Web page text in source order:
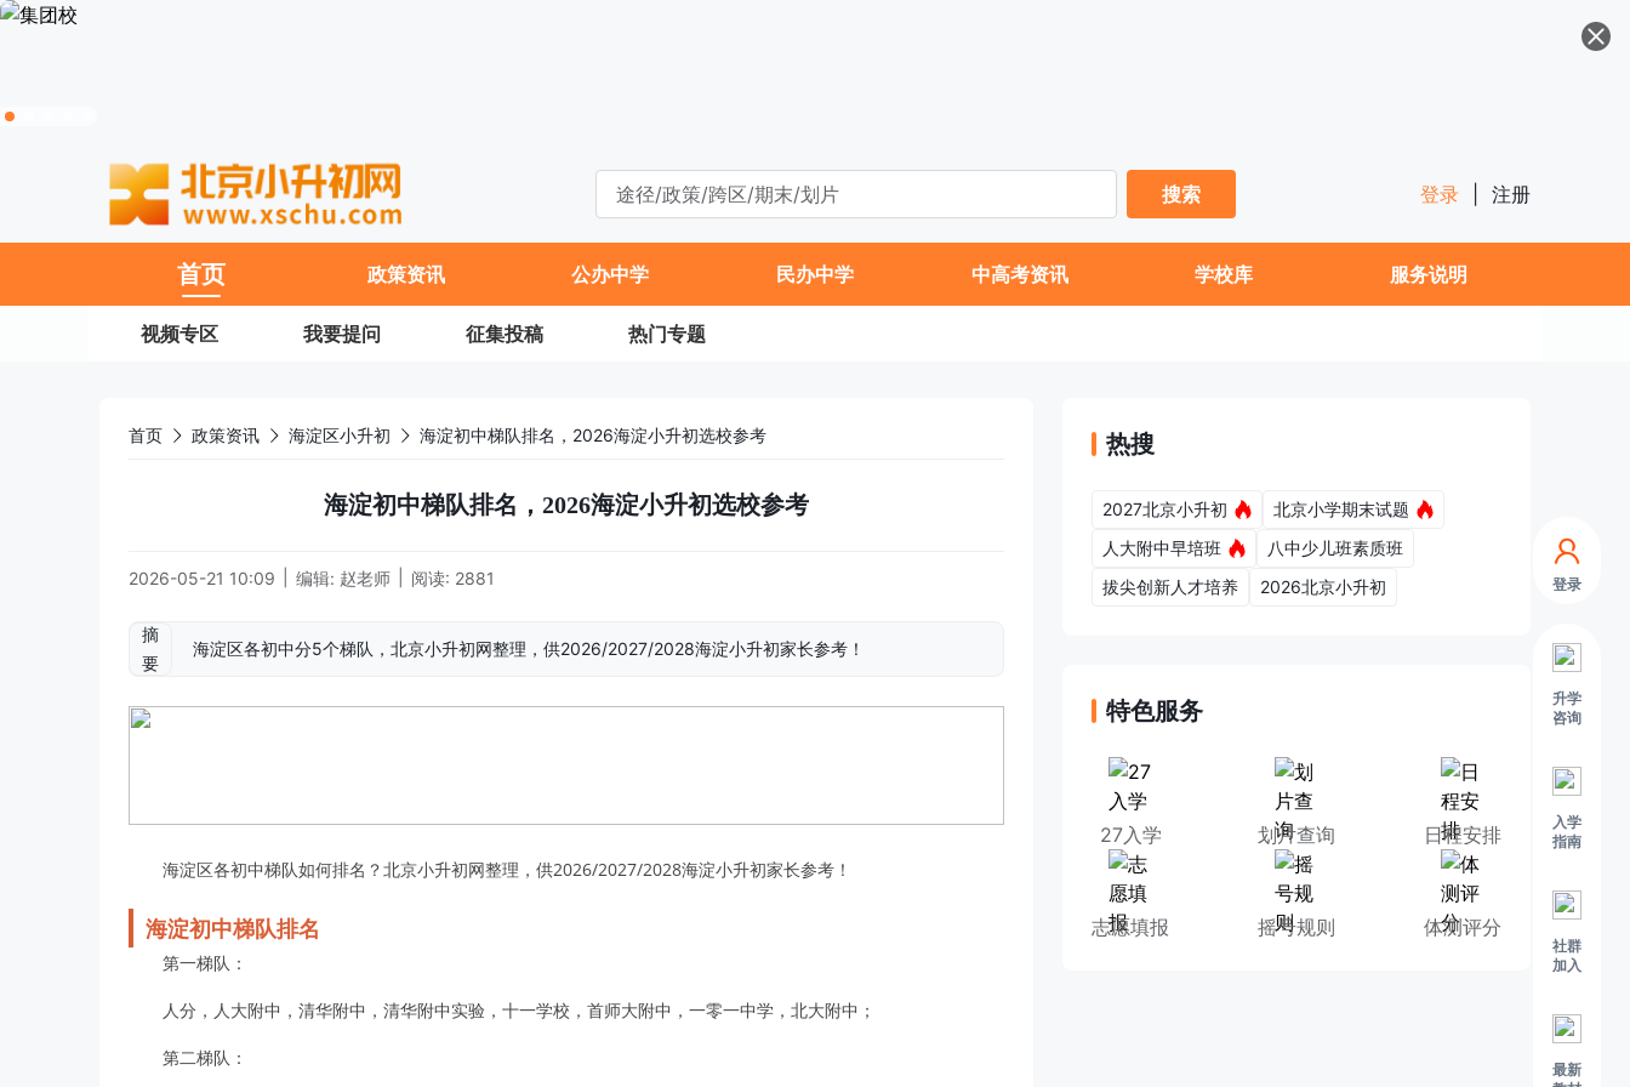
登录
升学
咨询
入学
指南
社群
加入
最新
搜索
登录 注册
首页 政策资讯 公办中学 民办中学 中高考资讯 学校库 服务说明
视频专区 我要提问 征集投稿 热门专题
首页 政策资讯 海淀区小升初 海淀初中梯队排名，2026海淀小升初选校参考
海淀初中梯队排名，2026海淀小升初选校参考
2026-05-21 10:09 编辑: 赵老师 阅读: 2881
摘
要
海淀区各初中分5个梯队，北京小升初网整理，供2026/2027/2028海淀小升初家长参考！
海淀区各初中梯队如何排名？北京小升初网整理，供2026/2027/2028海淀小升初家长参考！
海淀初中梯队排名
第一梯队：
人分，人大附中，清华附中，清华附中实验，十一学校，首师大附中，一零一中学，北大附中；
第二梯队：
热搜
2027北京小升初
北京小学期末试题
人大附中早培班
八中少儿班素质班
拔尖创新人才培养
2026北京小升初
特色服务
27入学 划片查询 日程安排
志愿填报 摇号规则 体测评分